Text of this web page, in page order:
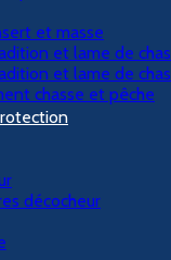
et masse
et lame de
et lame de
chasse et pêche
décocheur